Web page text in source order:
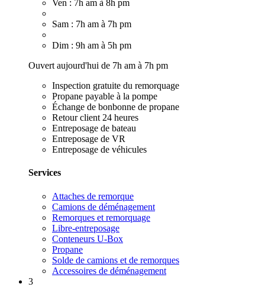
Ven : 7h am à 8h pm
Sam : 7h am à 7h pm
Dim : 9h am à 5h pm
Ouvert aujourd'hui de 7h am à 7h pm
Inspection gratuite du remorquage
Propane payable à la pompe
Échange de bonbonne de propane
Retour client 24 heures
Entreposage de bateau
Entreposage de VR
Entreposage de véhicules
Services
Attaches de remorque
Camions de déménagement
Remorques et remorquage
Libre-entreposage
Conteneurs U-Box
Propane
Solde de camions et de remorques
Accessoires de déménagement
3